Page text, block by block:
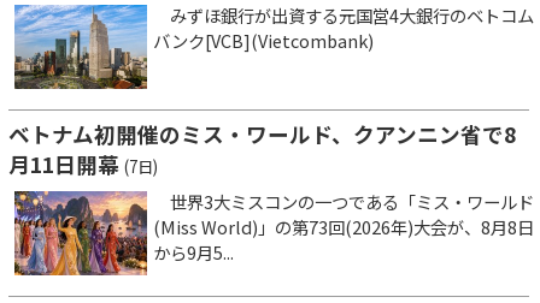
みずほ銀行が出資する元国営4大銀行のベトコム
バンク[VCB](Vietcombank)
ベトナム初開催のミス・ワールド、クアンニン省で8
月11日開幕 (7日)
世界3大ミスコンの一つである「ミス・ワールド
(Miss World)」の第73回(2026年)大会が、8月8日
から9月5...